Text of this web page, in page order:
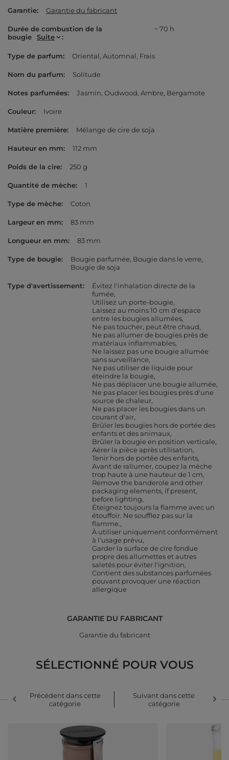
Garantie Garantie du fabricant
Durée de combustion de la
bougie
Suite
~ 70 h
Type de parfum Oriental Automnal Frais
Nom du parfum Solitude
Notes parfumées Jasmin Oudwood Ambre Bergamote
Couleur Ivoire
Matière première Mélange de cire de soja
Hauteur en mm 112 mm
Poids de la cire 250 g
Quantité de mèche 1
Type de mèche Coton
Largeur en mm 83 mm
Longueur en mm 83 mm
Type de bougie Bougie parfumée Bougie dans le verre
Bougie de soja
Type d'avertissement
Évitez l'inhalation directe de la
fumée
Utilisez un porte-bougie
Laissez au moins 10 cm d'espace
entre les bougies allumées
Ne pas toucher, peut être chaud
Ne pas allumer de bougies près de
matériaux inflammables
Ne laissez pas une bougie allumée
sans surveillance
Ne pas utiliser de liquide pour
éteindre la bougie
Ne pas déplacer une bougie allumée
Ne pas placer les bougies près d'une
source de chaleur
Ne pas placer les bougies dans un
courant d'air
Brûler les bougies hors de portée des
enfants et des animaux
Brûler la bougie en position verticale
Aérer la pièce après utilisation
Tenir hors de portée des enfants
Avant de rallumer, coupez la mèche
trop haute à une hauteur de 1 cm
Remove the banderole and other
packaging elements, if present,
before lighting
Éteignez toujours la flamme avec un
étouffoir. Ne soufflez pas sur la
flamme.
À utiliser uniquement conformément
à l'usage prévu
Garder la surface de cire fondue
propre des allumettes et autres
saletés pour éviter l'ignition
Contient des substances parfumées
pouvant provoquer une réaction
allergique
GARANTIE DU FABRICANT
Garantie du fabricant
SÉLECTIONNÉ POUR VOUS
Précédent dans cette
catégorie
Suivant dans cette
catégorie